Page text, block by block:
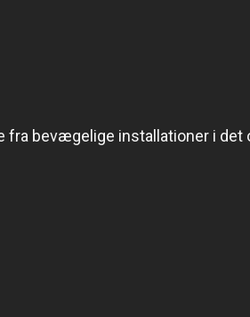
bevægelige installationer i